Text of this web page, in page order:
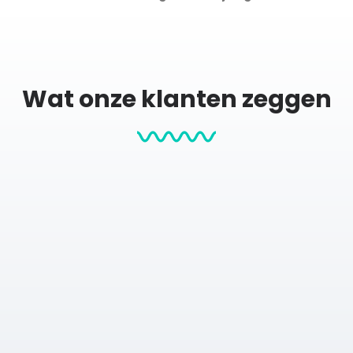
op verschillende materialen zodat je zelf kiest wat het beste
Wat onze klanten zeggen